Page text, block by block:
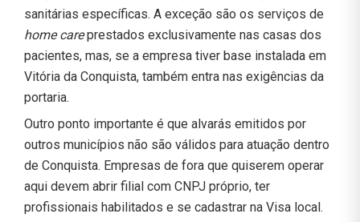
sanitárias específicas. A exceção são os serviços de
home careprestados exclusivamente nas casas dos
pacientes, mas, se a empresa tiver base instalada em
Vitória da Conquista, também entra nas exigências da
portaria.
Outro ponto importante é que alvarás emitidos por
outros municípios não são válidos para atuação dentro
de Conquista. Empresas de fora que quiserem operar
aqui devem abrir filial com CNPJ próprio, ter
profissionais habilitados e se cadastrar na Visa local.